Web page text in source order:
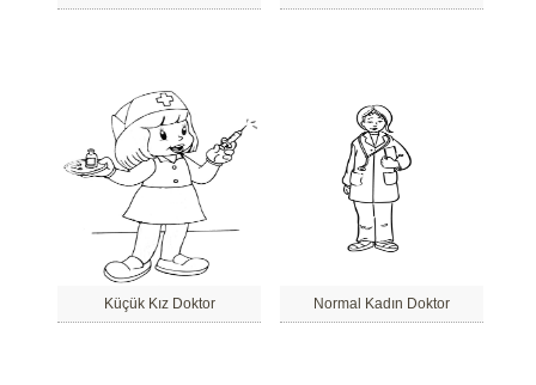
Küçük Kız Doktor Normal Kadın Doktor